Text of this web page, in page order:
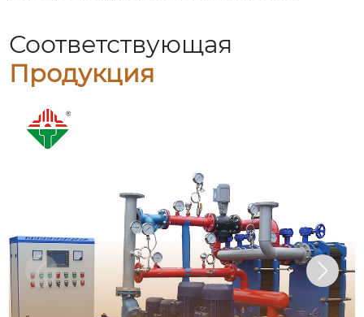
Соответствующая
Продукция